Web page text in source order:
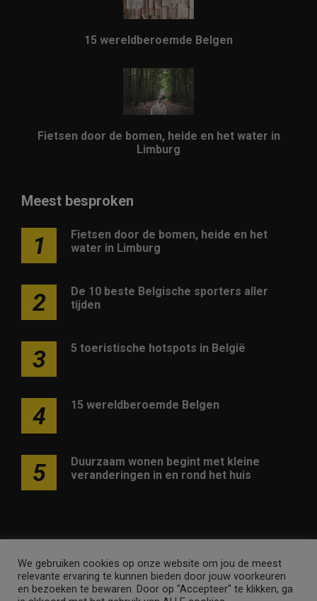
15 wereldberoemde Belgen
Fietsen door de bomen, heide en het water in
Limburg
Meest besproken
1
Fietsen door de bomen, heide en het
water in Limburg
2
De 10 beste Belgische sporters aller
tijden
3 5 toeristische hotspots in België
4 15 wereldberoemde Belgen
5
Duurzaam wonen begint met kleine
veranderingen in en rond het huis
Adverteren op deze website Contact
Disclaimer
Nieuwsbrief
Privacy
We gebruiken cookies op onze website om jou de meest
relevante ervaring te kunnen bieden door jouw voorkeuren
en bezoeken te bewaren. Door op "Accepteer" te klikken, ga